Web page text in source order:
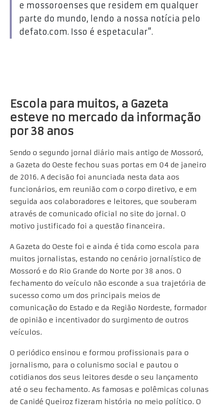
e mossoroenses que residem em qualquer
parte do mundo, lendo a nossa notícia pelo
defato.com. Isso é espetacular”.
Escola para muitos, a Gazeta
esteve no mercado da informação
por 38 anos
Sendo o segundo jornal diário mais antigo de Mossoró,
a Gazeta do Oeste fechou suas portas em 04 de janeiro
de 2016. A decisão foi anunciada nesta data aos
funcionários, em reunião com o corpo diretivo, e em
seguida aos colaboradores e leitores, que souberam
através de comunicado oficial no site do jornal. O
motivo justificado foi a questão financeira.
A Gazeta do Oeste foi e ainda é tida como escola para
muitos jornalistas, estando no cenário jornalístico de
Mossoró e do Rio Grande do Norte por 38 anos. O
fechamento do veículo não esconde a sua trajetória de
sucesso como um dos principais meios de
comunicação do Estado e da Região Nordeste, formador
de opinião e incentivador do surgimento de outros
veículos.
O periódico ensinou e formou profissionais para o
jornalismo, para o colunismo social e pautou o
cotidianos dos seus leitores desde o seu lançamento
até o seu fechamento. As famosas e polêmicas colunas
de Canidé Queiroz fizeram história no meio político. O